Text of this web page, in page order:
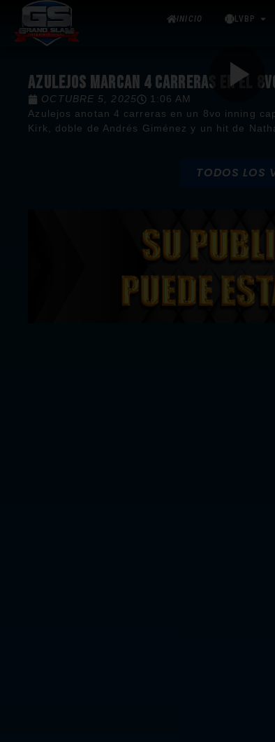
INICIO LVBP
AZULEJOS MARCAN 4 CARRERAS EN
OCTUBRE 5, 2025
1:06 AM
Azulejos anotan 4 carreras en un 8vo inning
Kirk, doble de Andrés Giménez y un hit de
TODOS LOS